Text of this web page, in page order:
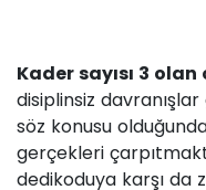
Kader sayısı 3
disiplinsiz
söz konusu
gerçekleri
dedikoduya karşı da